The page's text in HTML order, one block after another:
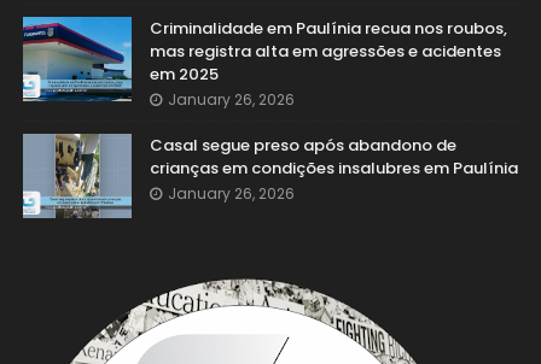
Criminalidade em Paulínia recua nos roubos,
mas registra alta em agressões e acidentes
em 2025
January 26, 2026
Casal segue preso após abandono de
crianças em condições insalubres em Paulínia
January 26, 2026